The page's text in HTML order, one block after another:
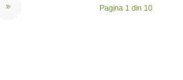
Pagina 1 din 10
»